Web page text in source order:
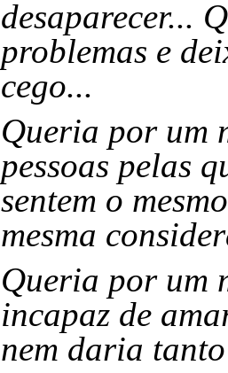
desaparecer...
problemas e
cego...
Queria por um
pessoas pelas
sentem o
mesma
Queria por um
incapaz de
nem daria